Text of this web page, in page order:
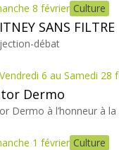
8 février Culture
SANS FILTRE
débat
6 au Samedi 28
Dermo
Dermo à l’honneur à
1 février Culture